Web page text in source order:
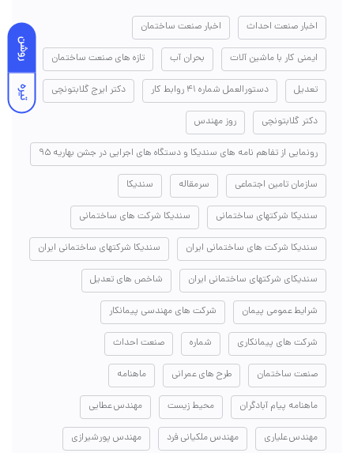
روشن
تیره
اخبار صنعت احداث اخبار صنعت ساختمان
ایمنی کار با ماشین آلات بحران آب تازه های صنعت ساختمان
تعدیل دستورالعمل شماره ۴۱ روابط کار دکتر ایرج گلابتونچی
دکتر گلابتونچی روز مهندس
رونمایی از تفاهم نامه های سندیکا و دستگاه های اجرایی در جشن بهاریه ۹۵
سازمان تامین اجتماعی سرمقاله سندیکا
سندیکا شرکتهای ساختمانی سندیکا شرکت های ساختمانی
سندیکا شرکت های ساختمانی ایران سندیکا شرکتهای ساختمانی ایران
سندیکای شرکتهای ساختمانی ایران شاخص های تعدیل
شرایط عمومی پیمان شرکت های مهندسی پیمانکار
شرکت های پیمانکاری شماره صنعت احداث
صنعت ساختمان طرح های عمرانی ماهنامه
ماهنامه پیام آبادگران محیط زیست مهندس عطایی
مهندس علیاری مهندس ملکیانی فرد مهندس پورشیرازی